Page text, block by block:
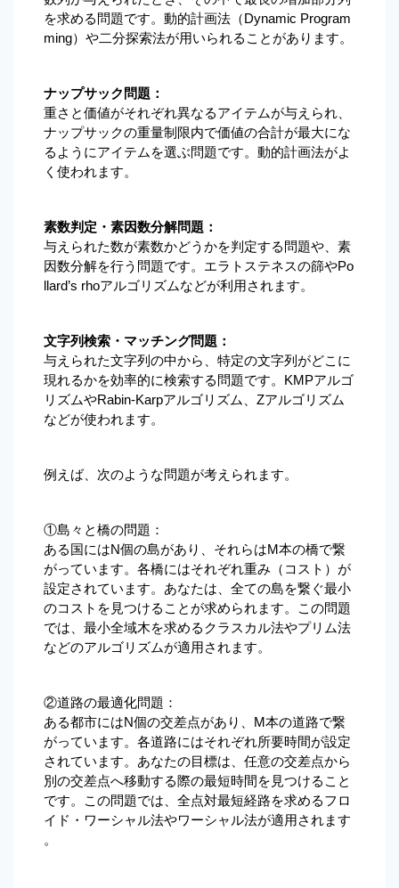
を求める問題です。動的計画法（Dynamic Program
ming）や二分探索法が用いられることがあります。
ナップサック問題：
重さと価値がそれぞれ異なるアイテムが与えられ、
ナップサックの重量制限内で価値の合計が最大にな
るようにアイテムを選ぶ問題です。動的計画法がよ
く使われます。
素数判定・素因数分解問題：
与えられた数が素数かどうかを判定する問題や、素
因数分解を行う問題です。エラトステネスの篩やPo
llard’s rhoアルゴリズムなどが利用されます。
文字列検索・マッチング問題：
与えられた文字列の中から、特定の文字列がどこに
現れるかを効率的に検索する問題です。KMPアルゴ
リズムやRabin-Karpアルゴリズム、Zアルゴリズム
などが使われます。
例えば、次のような問題が考えられます。
①島々と橋の問題：
ある国にはN個の島があり、それらはM本の橋で繋
がっています。各橋にはそれぞれ重み（コスト）が
設定されています。あなたは、全ての島を繋ぐ最小
のコストを見つけることが求められます。この問題
では、最小全域木を求めるクラスカル法やプリム法
などのアルゴリズムが適用されます。
②道路の最適化問題：
ある都市にはN個の交差点があり、M本の道路で繋
がっています。各道路にはそれぞれ所要時間が設定
されています。あなたの目標は、任意の交差点から
別の交差点へ移動する際の最短時間を見つけること
です。この問題では、全点対最短経路を求めるフロ
イド・ワーシャル法やワーシャル法が適用されます
。